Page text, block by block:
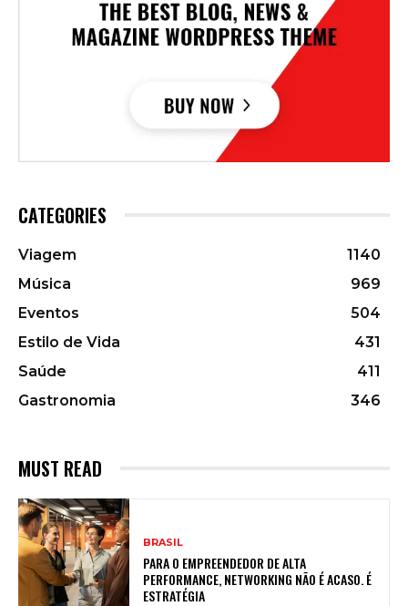
CATEGORIES
Viagem
1140
Música
969
Eventos
504
Estilo de Vida
431
Saúde
411
Gastronomia
346
MUST READ
BRASIL
PARA O EMPREENDEDOR DE ALTA
PERFORMANCE, NETWORKING NÃO É ACASO. É
ESTRATÉGIA